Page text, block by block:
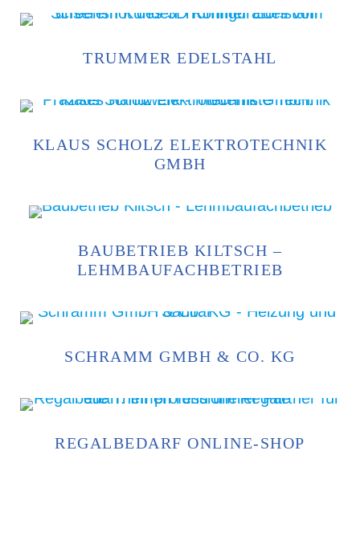
TRUMMER EDELSTAHL
KLAUS SCHOLZ ELEKTROTECHNIK
GMBH
BAUBETRIEB KILTSCH –
LEHMBAUFACHBETRIEB
SCHRAMM GMBH & CO. KG
REGALBEDARF ONLINE-SHOP